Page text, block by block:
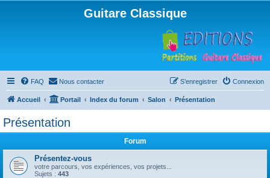
Guitare Classique
FAQ Nous contacter Connexion
S’enregistrer
Accueil Portail Index du forum Salon Présentation
Présentation
Forum
Présentez-vous
votre parcours, vos expériences, vos projets...
Sujets : 443